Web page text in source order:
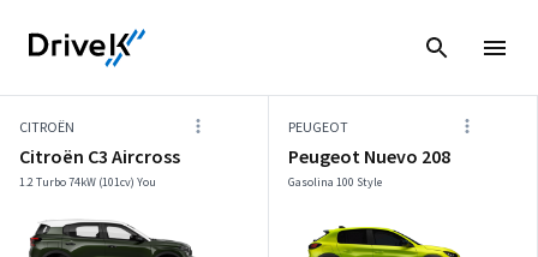
CITROËN
Citroën C3 Aircross
1.2 Turbo 74kW (101cv) You
PEUGEOT
Peugeot Nuevo 208
Gasolina 100 Style